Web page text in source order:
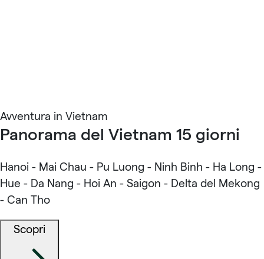
Avventura in Vietnam
Panorama del Vietnam 15 giorni
Hanoi - Mai Chau - Pu Luong - Ninh Binh - Ha Long -
Hue - Da Nang - Hoi An - Saigon - Delta del Mekong
- Can Tho
Scopri